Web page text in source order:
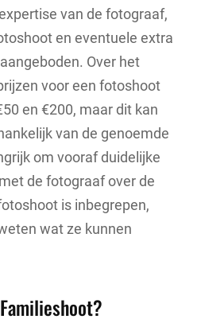
van de fotograaf,
en eventuele extra
Over het
voor een fotoshoot
en €200, maar dit kan
van de genoemde
om vooraf duidelijke
de fotograaf over de
is inbegrepen,
wat ze kunnen